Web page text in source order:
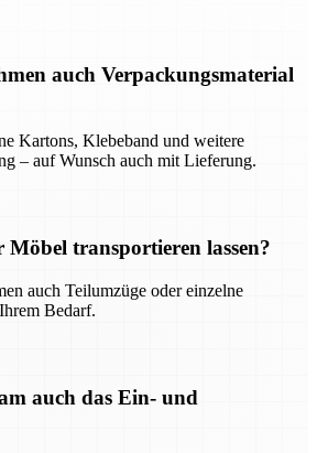
auch Verpackungsmaterial
Kartons, Klebeband und weitere
– auf Wunsch auch mit Lieferung.
transportieren lassen?
auch Teilumzüge oder einzelne
Bedarf.
auch das Ein- und